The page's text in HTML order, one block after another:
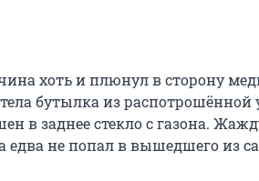
хоть и плюнул в сторону
бутылка из распотрошённой
в заднее стекло с газона.
едва не попал в вышедшего из